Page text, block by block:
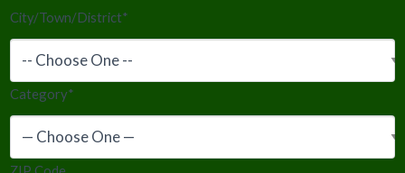
City/Town/District*
Category*